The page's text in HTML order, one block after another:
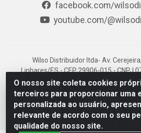
O nosso site coleta cookies
terceiros para proporcionar uma
personalizada ao usuário,
relevante de acordo com o seu
qualidade do nosso site.
facebook.com/
youtube.com/
Wilso Distribuidor ltda- Av.
Linhares/ES - CEP 29906-015 - CNPJ